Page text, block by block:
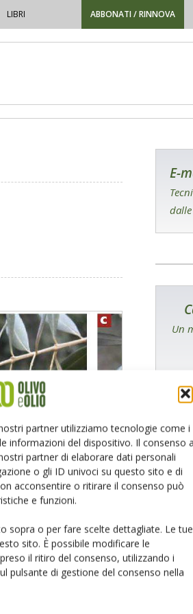
partner utilizziamo tecnologie come i
informazioni del dispositivo. Il consenso a
partner di elaborare dati personali
o gli ID univoci su questo sito e di
acconsentire o ritirare il consenso può
e funzioni.
sopra o per fare scelte dettagliate. Le tue
sito. È possibile modificare le
il ritiro del consenso, utilizzando i
pulsante di gestione del consenso nella
LIBRI ABBONATI / RINNOVA
E-
Un
I